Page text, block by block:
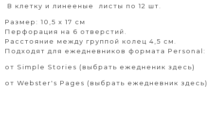
В клетку и линееные листы по 12 шт.
Размер: 10,5 х 17 см
Перфорация на 6 отверстий.
Расстояние между группой колец 4,5 см.
Подходят для ежедневников формата Personal:
от Simple Stories (выбрать ежедненик здесь)
от Webster's Pages (выбрать ежедневник здесь)